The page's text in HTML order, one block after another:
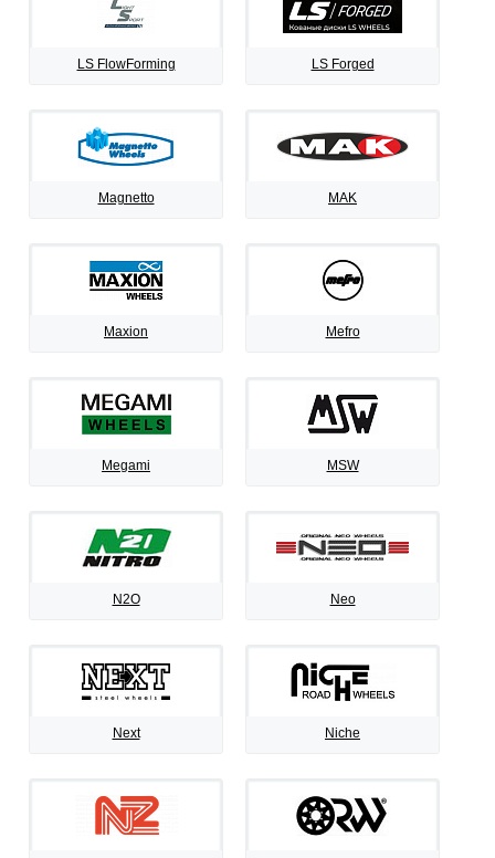
LS FlowForming LS Forged
Magnetto MAK
Maxion Mefro
Megami MSW
N2O Neo
Next Niche